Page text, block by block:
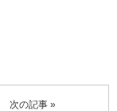
次の記事 »